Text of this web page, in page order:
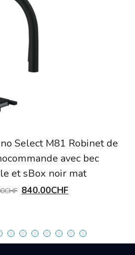
Select M81 Robinet de
avec bec
et sBox noir mat
CHF 840.00CHF